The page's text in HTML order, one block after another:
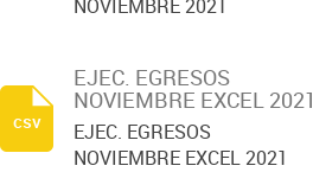
NOVIEMBRE 2021
EJEC. EGRESOS
NOVIEMBRE EXCEL 2021
EJEC. EGRESOS
NOVIEMBRE EXCEL 2021
csv